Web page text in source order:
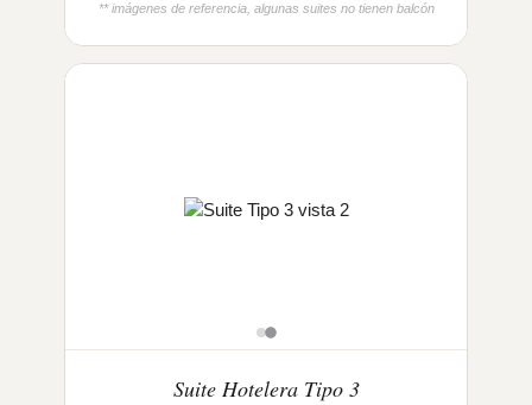
** imágenes de referencia, algunas suites no tienen balcón
Suite Hotelera Tipo 3